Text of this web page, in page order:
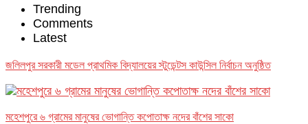
Trending
Comments
Latest
জলিলপুর সরকারী মডেল প্রাথমিক বিদ্যালয়ের স্টুডেন্টস কাউন্সিল নির্বাচন অনুষ্ঠিত
মহেশপুরে ৬ গ্রামের মানুষের ভোগান্তি কপোতাক্ষ নদের বাঁশের সাকো